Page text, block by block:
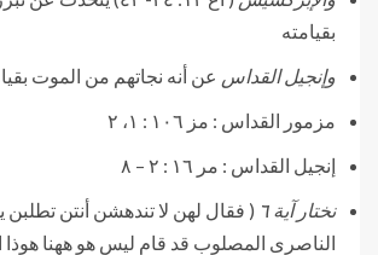
بقيامته
وإنجيل القداس عن أنه نجاتهم من الموت
مزمور القداس : مز ١٠٦ : ١، ٢
إنجيل القداس : مر ١٦ : ٢ – ٨
نختار آية ٦
( فقال لهن لا تندهشن أنتن
الناصرى المصلوب قد قام ليس هو ههنا هوذا